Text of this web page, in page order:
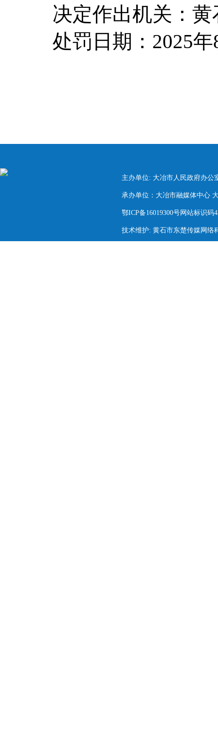
决定作出机关：
处罚日期：2025
主办单位: 大冶市人民政府办公
承办单位：大冶市融媒体中心
鄂ICP备16019300号网站标识码
技术维护: 黄石市东楚传媒网络